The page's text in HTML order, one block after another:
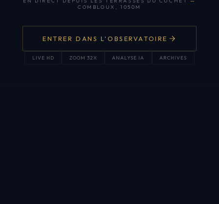
COMBLOUX, 1050M
ENTRER DANS L'OBSERVATOIRE
LIVE HD ZOOM 32X ANALYSE IA ARCHIVES